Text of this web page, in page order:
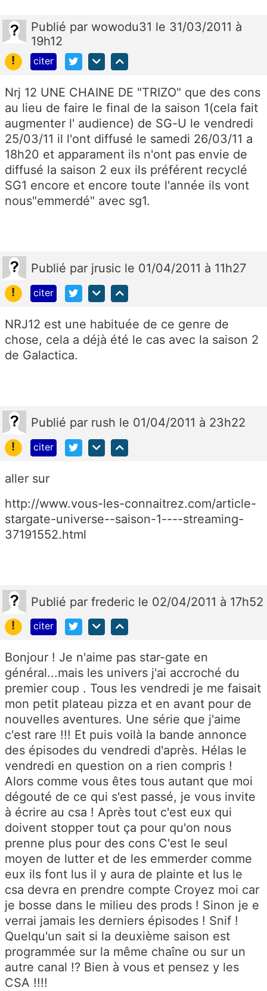
Publié par wowodu31 le 31/03/2011 à
19h12
!
citer
Nrj 12 UNE CHAINE DE "TRIZO" que des cons
au lieu de faire le final de la saison 1(cela fait
augmenter l' audience) de SG-U le vendredi
25/03/11 il l'ont diffusé le samedi 26/03/11 a
18h20 et apparament ils n'ont pas envie de
diffusé la saison 2 eux ils préférent recyclé
SG1 encore et encore toute l'année ils vont
nous"emmerdé" avec sg1.
Publié par jrusic le 01/04/2011 à 11h27
!
citer
NRJ12 est une habituée de ce genre de
chose, cela a déjà été le cas avec la saison 2
de Galactica.
Publié par rush le 01/04/2011 à 23h22
!
citer
aller sur
http://www.vous-les-connaitrez.com/article-
stargate-universe--saison-1----streaming-
37191552.html
Publié par frederic le 02/04/2011 à 17h52
!
citer
Bonjour ! Je n'aime pas star-gate en
général...mais les univers j'ai accroché du
premier coup . Tous les vendredi je me faisait
mon petit plateau pizza et en avant pour de
nouvelles aventures. Une série que j'aime
c'est rare !!! Et puis voilà la bande annonce
des épisodes du vendredi d'après. Hélas le
vendredi en question on a rien compris !
Alors comme vous êtes tous autant que moi
dégouté de ce qui s'est passé, je vous invite
à écrire au csa ! Après tout c'est eux qui
doivent stopper tout ça pour qu'on nous
prenne plus pour des cons C'est le seul
moyen de lutter et de les emmerder comme
eux ils font lus il y aura de plainte et lus le
csa devra en prendre compte Croyez moi car
je bosse dans le milieu des prods ! Sinon je e
verrai jamais les derniers épisodes ! Snif !
Quelqu'un sait si la deuxième saison est
programmée sur la même chaîne ou sur un
autre canal !? Bien à vous et pensez y les
CSA !!!!